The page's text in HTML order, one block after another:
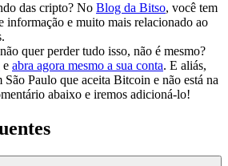
das cripto? No Blog da Bitso, você tem
informação e muito mais relacionado ao
quer perder tudo isso, não é mesmo?
e abra agora mesmo a sua conta. E aliás,
Paulo que aceita Bitcoin e não está na
abaixo e iremos adicioná-lo!